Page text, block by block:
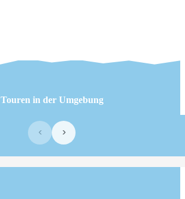
Touren in der Umgebung
‹ ›